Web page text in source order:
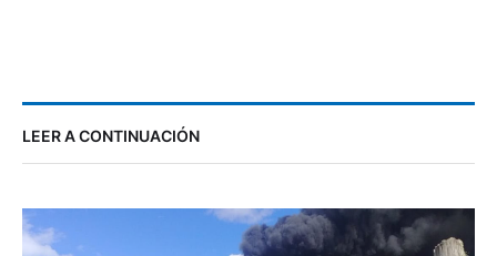
LEER A CONTINUACIÓN